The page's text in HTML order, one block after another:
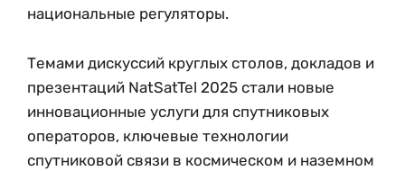
национальные регуляторы.
Темами дискуссий круглых столов, докладов и
презентаций NatSatTel 2025 стали новые
инновационные услуги для спутниковых
операторов, ключевые технологии
спутниковой связи в космическом и наземном